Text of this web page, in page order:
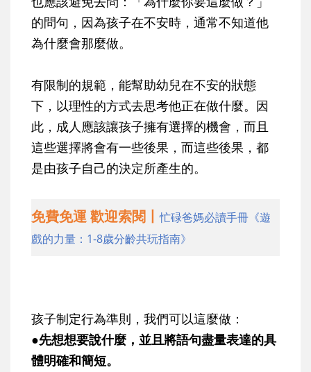
的問句，因為孩子在不安時，通常不知道他
為什麼會那麼做。
有限制的規範，能幫助幼兒在不安的狀態
下，以理性的方式去思考他正在做什麼。因
此，成人應該讓孩子擁有選擇的機會，而且
這些選擇將會有一些後果，而這些後果，都
是由孩子自己的決定所產生的。
免費免運 歡迎索閱丨忙碌爸媽必讀手冊《遊
戲的力量：1-8歲分齡共玩指南》
孩子制定行為準則，我們可以這麼做：
●先想想要說什麼，並且將語句盡量表達的具
體明確和簡短。